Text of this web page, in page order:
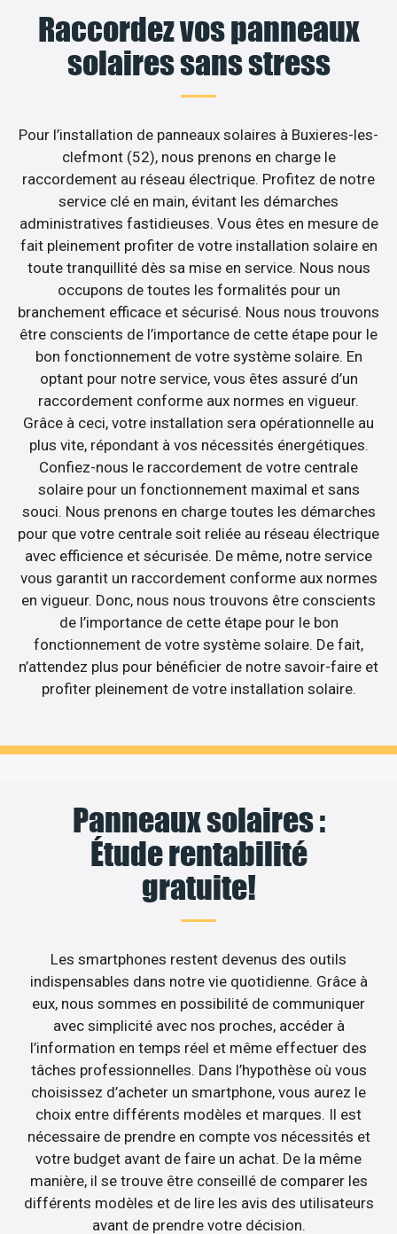
Raccordez vos panneaux
solaires sans stress
Pour l’installation de panneaux solaires à Buxieres-les-
clefmont (52), nous prenons en charge le
raccordement au réseau électrique. Profitez de notre
service clé en main, évitant les démarches
administratives fastidieuses. Vous êtes en mesure de
fait pleinement profiter de votre installation solaire en
toute tranquillité dès sa mise en service. Nous nous
occupons de toutes les formalités pour un
branchement efficace et sécurisé. Nous nous trouvons
être conscients de l’importance de cette étape pour le
bon fonctionnement de votre système solaire. En
optant pour notre service, vous êtes assuré d’un
raccordement conforme aux normes en vigueur.
Grâce à ceci, votre installation sera opérationnelle au
plus vite, répondant à vos nécessités énergétiques.
Confiez-nous le raccordement de votre centrale
solaire pour un fonctionnement maximal et sans
souci. Nous prenons en charge toutes les démarches
pour que votre centrale soit reliée au réseau électrique
avec efficience et sécurisée. De même, notre service
vous garantit un raccordement conforme aux normes
en vigueur. Donc, nous nous trouvons être conscients
de l’importance de cette étape pour le bon
fonctionnement de votre système solaire. De fait,
n’attendez plus pour bénéficier de notre savoir-faire et
profiter pleinement de votre installation solaire.
Panneaux solaires :
Étude rentabilité
gratuite!
Les smartphones restent devenus des outils
indispensables dans notre vie quotidienne. Grâce à
eux, nous sommes en possibilité de communiquer
avec simplicité avec nos proches, accéder à
l’information en temps réel et même effectuer des
tâches professionnelles. Dans l’hypothèse où vous
choisissez d’acheter un smartphone, vous aurez le
choix entre différents modèles et marques. Il est
nécessaire de prendre en compte vos nécessités et
votre budget avant de faire un achat. De la même
manière, il se trouve être conseillé de comparer les
différents modèles et de lire les avis des utilisateurs
avant de prendre votre décision.